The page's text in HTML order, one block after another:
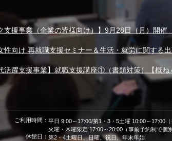
支援事業（企業の皆様向け）】9月28日（月）開催
性向け 再就職支援セミナー＆生活・就労に関する
活躍支援事業】就職支援講座①（書類対策）【概ね
ご利用時間： 平日 9:00～17:00/第1・3・5土曜 10:00～17:00
火曜・木曜限定 17:00～20:00（事前予約制で個
休館日： 第2・4土曜日、日曜、祝日、年末年始